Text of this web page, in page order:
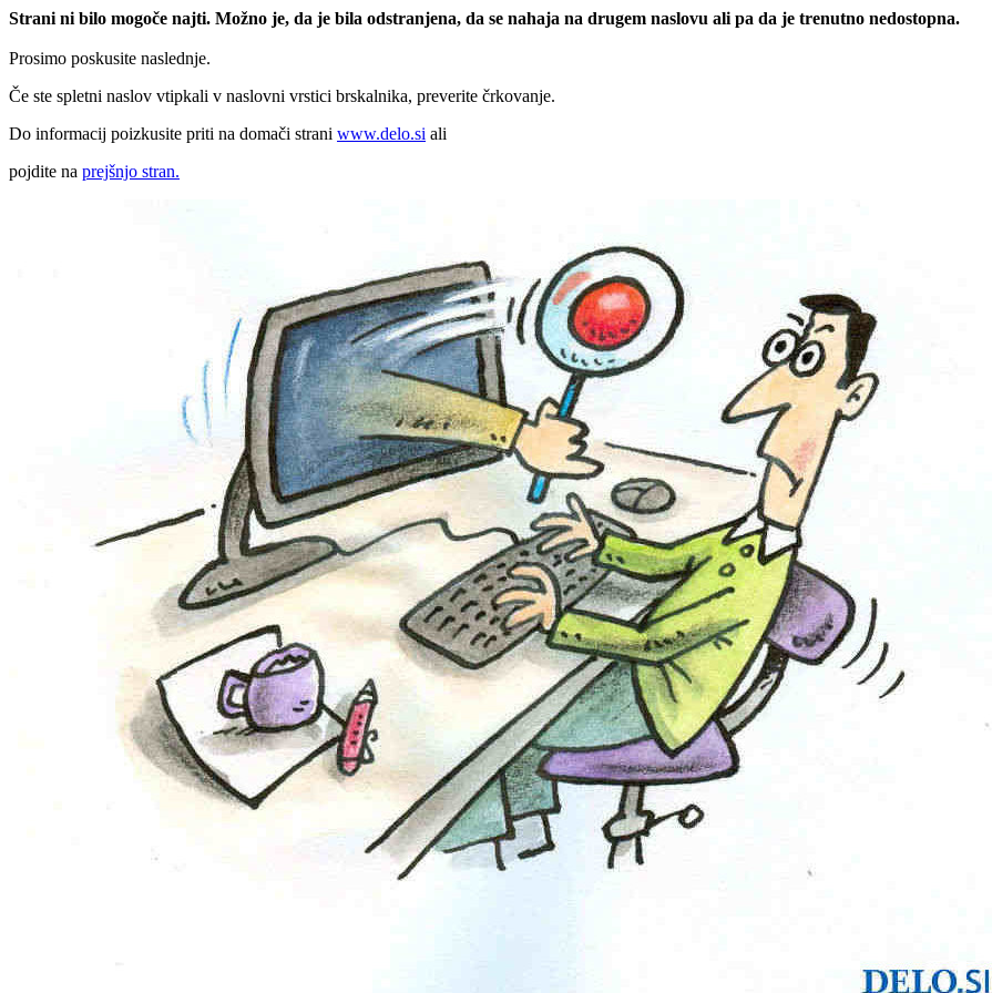
Strani ni bilo mogoče najti. Možno je, da je bila odstranjena, da se nahaja na drugem naslovu ali pa da je trenutno nedostopna.
Prosimo poskusite naslednje.
Če ste spletni naslov vtipkali v naslovni vrstici brskalnika, preverite črkovanje.
Do informacij poizkusite priti na domači strani www.delo.si ali
pojdite na prejšnjo stran.